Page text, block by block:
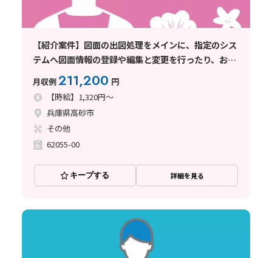
【紹介案件】図面の出図処理をメインに、指定のシス
テムへ図面情報の登録や編集と変更を行ったり、お客
様宛へ送付状を作成して図面の送付
月収例211,200 円
【時給】1,320円～
兵庫県高砂市
その他
62055-00
キープする 詳細を見る